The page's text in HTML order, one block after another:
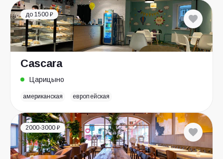
до 1500 ₽
Cascara
Царицыно
американская европейская
2000-3000 ₽